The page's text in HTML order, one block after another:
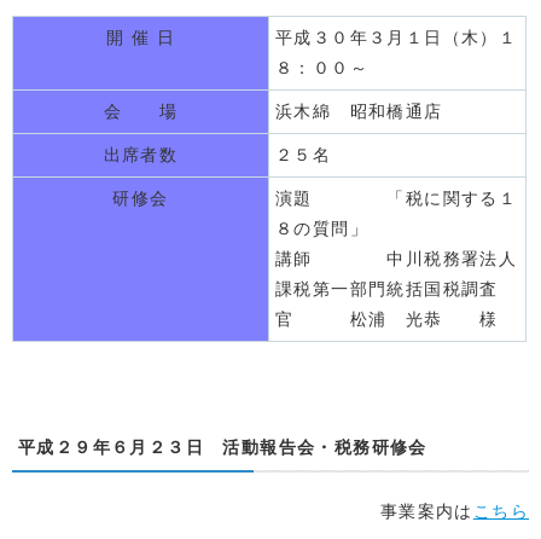
開 催 日
平成３０年３月１日（木）１
８：００～
会 場 浜木綿 昭和橋通店
出席者数 ２５名
研修会
演題 「税に関する１
８の質問」
講師 中川税務署法人
課税第一部門統括国税調査
官 松浦 光恭 様
平成２９年６月２３日 活動報告会・税務研修会
事業案内は こちら